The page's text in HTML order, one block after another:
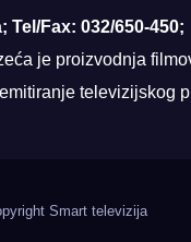
Tel/Fax: 032/650-450;
je proizvodnja
televizijskog
Smart televizija